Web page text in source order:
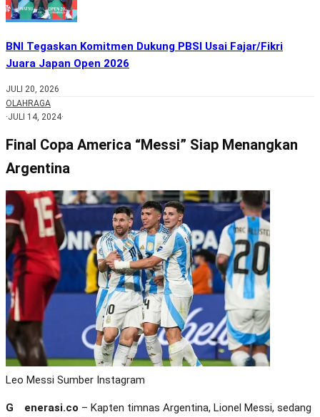
BNI Tegaskan Komitmen Dukung PBSI Usai Fajar/Fikri
Juara Japan Open 2026
JULI 20, 2026
OLAHRAGA
·JULI 14, 2024·
Final Copa America “Messi” Siap Menangkan
Argentina
Leo Messi Sumber Instagram
Generasi.co – Kapten timnas Argentina, Lionel Messi, sedang